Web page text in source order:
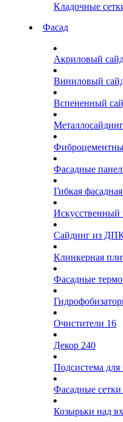
Кладочные
Фасад
Акриловый
Виниловый
Вспененный
Металлосайдинг
Фасадные
Гибкая
Искусственный
Сайдинг из
Клинкерная
Фасадные
Очистители 16
Декор 240
Подсистема
Фасадные сетки
Козырьки над